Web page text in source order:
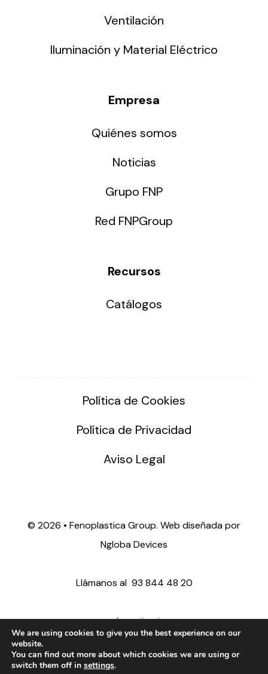
Ventilación
Iluminación y Material Eléctrico
Empresa
Quiénes somos
Noticias
Grupo FNP
Red FNPGroup
Recursos
Catálogos
Política de Cookies
Política de Privacidad
Aviso Legal
© 2026 • Fenoplastica Group. Web diseñada por
Ngloba Devices
Llámanos al 93 844 48 20
ventas@fenoplastica.com
export@fenoplastica.com
We are using cookies to give you the best experience on our
website.
You can find out more about which cookies we are using or
switch them off in settings.